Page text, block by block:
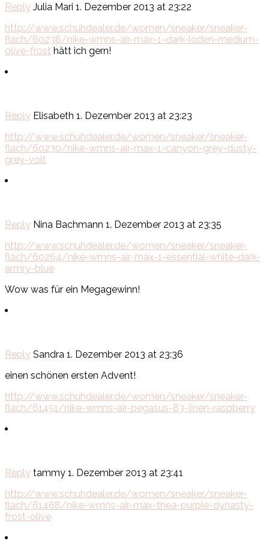
Reply Julia Mari 1. Dezember 2013 at 23:22
http://www.schuhdealer.de/women/sneaker/sneaker-
flach/60238/nike-wmns-air-max-1-dark-loden-medium-
olive-frost hätt ich gern!
Reply Elisabeth 1. Dezember 2013 at 23:23
http://www.schuhdealer.de/women/sneaker/sneaker-
flach/60230/nike-wmns-air-max-1-canyon-grey-dusty-
grey-volt
Reply Nina Bachmann 1. Dezember 2013 at 23:35
http://www.schuhdealer.de/women/sneaker/sneaker-
flach/60264/nike-wmns-air-max-1-essential-white-dark-
armry-blue
Wow was für ein Megagewinn!
Reply Sandra 1. Dezember 2013 at 23:36
einen schönen ersten Advent!
http://www.schuhdealer.de/women/sneaker/sneaker-
flach/61451/nike-wmns-air-pegasus-83-linen-raspberry
Reply tammy 1. Dezember 2013 at 23:41
http://www.schuhdealer.de/women/sneaker/sneaker-
flach/61468/nike-wmns-air-max-thea-purple-dynasty-
frost-olive